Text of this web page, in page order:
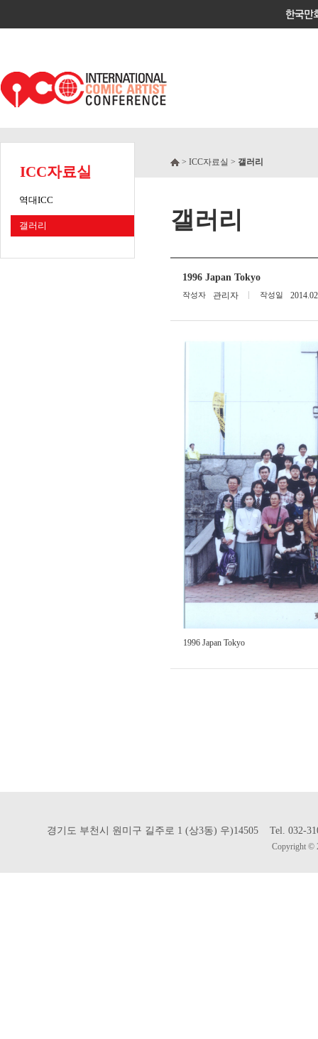
ICC자료실
역대ICC
갤러리
> ICC자료실 > 갤러리
갤러리
1996 Japan Tokyo
작성자 관리자 작성일
1996 Japan Tokyo
경기도 부천시 원미구 길주로 1 (상3동) 우)14505 Tel.
Copyright ©